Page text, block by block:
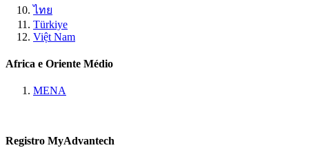
ไทย
Türkiye
Việt Nam
Africa e Oriente Médio
MENA
Registro MyAdvantech